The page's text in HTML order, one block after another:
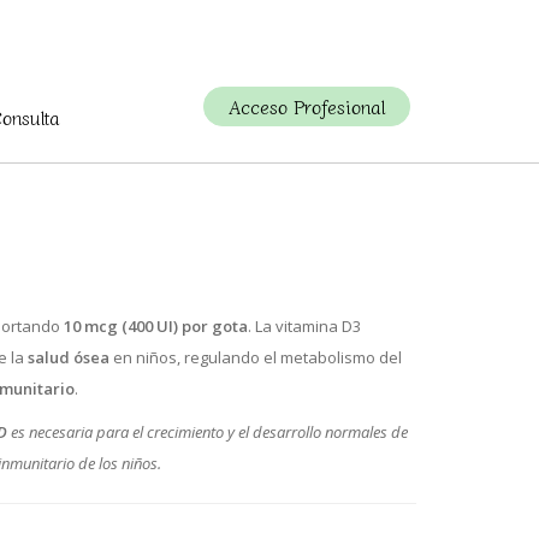
Acceso Profesional
10 mcg (400 UI) por gota. La vitamina D3
la salud ósea en niños, regulando el metabolismo del
.
es necesaria para el crecimiento y el desarrollo normales de
de los niños.